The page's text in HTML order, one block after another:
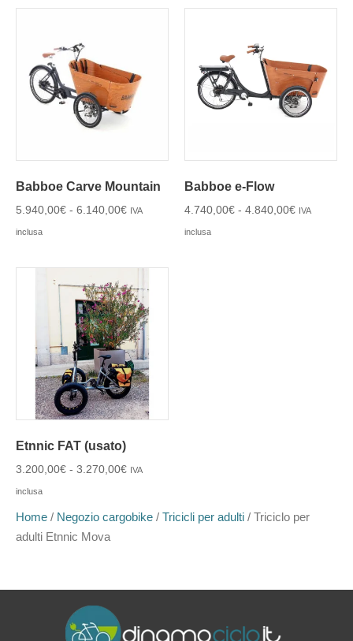
Babboe Carve Mountain
5.940,00€ - 6.140,00€ IVA
inclusa
Babboe e-Flow
4.740,00€ - 4.840,00€ IVA
inclusa
Etnnic FAT (usato)
3.200,00€ - 3.270,00€ IVA
inclusa
Home / Negozio cargobike / Tricicli per adulti / Triciclo per
adulti Etnnic Mova